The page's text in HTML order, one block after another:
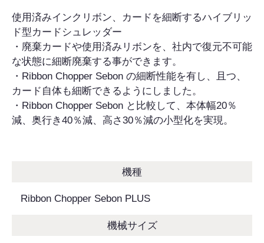
使用済みインクリボン、カードを細断するハイブリッ
ド型カードシュレッダー
・廃棄カードや使用済みリボンを、社内で復元不可能
な状態に細断廃棄する事ができます。
・Ribbon Chopper Sebon の細断性能を有し、且つ、
カード自体も細断できるようにしました。
・Ribbon Chopper Sebon と比較して、本体幅20％
減、奥行き40％減、高さ30％減の小型化を実現。
機種
Ribbon Chopper Sebon PLUS
機械サイズ